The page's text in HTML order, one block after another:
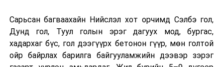
Сарьсан багваахайн Нийслэл хот орчимд Сэлбэ гол,
Дунд гол, Туул голын эрэг дагуух мод, бургас,
хадархаг бүс, гол дээгүүрх бетонон гүүр, мөн голтой
ойр байрлах барилга байгууламжийн дээвэр зэрэг